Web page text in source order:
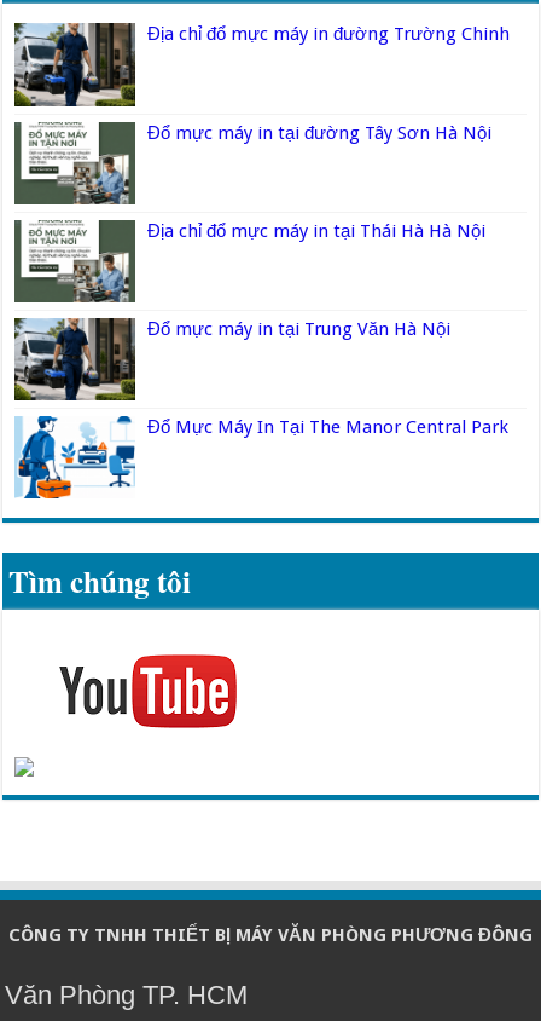
Địa chỉ đổ mực máy in đường Trường Chinh
Đổ mực máy in tại đường Tây Sơn Hà Nội
Địa chỉ đổ mực máy in tại Thái Hà Hà Nội
Đổ mực máy in tại Trung Văn Hà Nội
Đổ Mực Máy In Tại The Manor Central Park
Tìm chúng tôi
CÔNG TY TNHH THIẾT BỊ MÁY VĂN PHÒNG PHƯƠNG ĐÔNG
Văn Phòng TP. HCM